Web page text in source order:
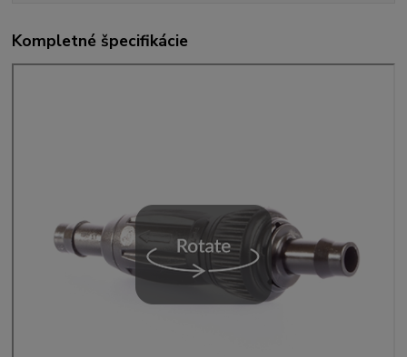
Kompletné špecifikácie